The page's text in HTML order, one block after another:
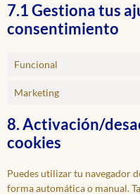
7.1 Gestiona tus
consentimiento
Funcional
Marketing
8. Activación/
cookies
Puedes utilizar tu navegador
forma automática o manual.